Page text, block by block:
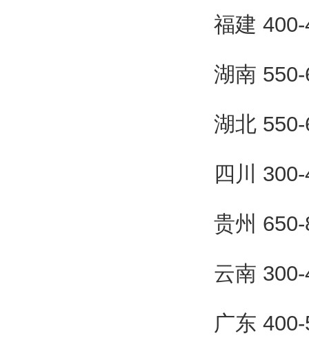
福建
湖南
湖北
四川
贵州
云南
广东